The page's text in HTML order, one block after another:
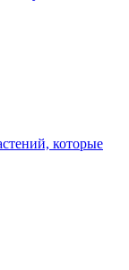
которые